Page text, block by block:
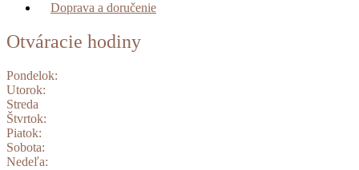
Doprava a doručenie
Otváracie hodiny
Pondelok:
Utorok:
Streda
Štvrtok:
Piatok:
Sobota:
Nedeľa: